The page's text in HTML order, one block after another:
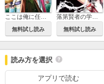
ここは俺に任せて先に行けと言ってから10年がたったら伝説になっていた。
無料試し読み
落第賢者の学院無双 ～二度目の転生、Sランクチート魔術師冒険録～
無料試し読み
読み方を選択
アプリで読む